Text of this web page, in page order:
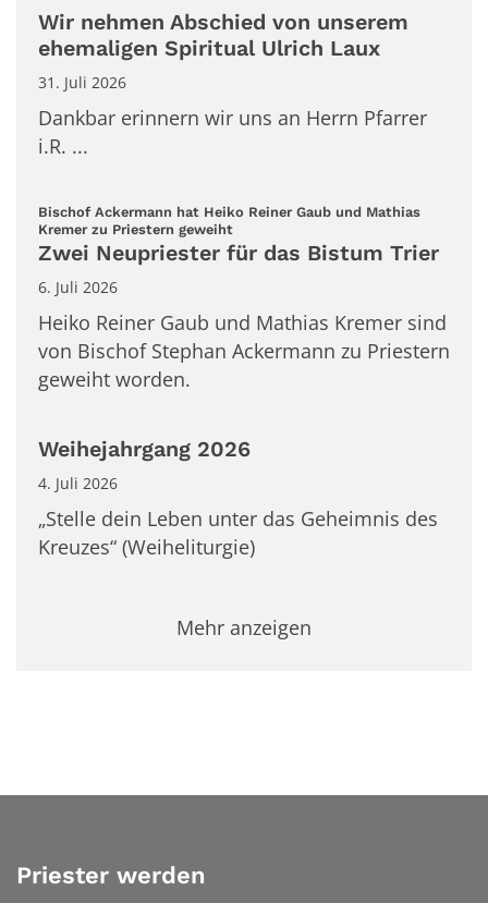
Wir nehmen Abschied von unserem
ehemaligen Spiritual Ulrich Laux
31. Juli 2026
Dankbar erinnern wir uns an Herrn Pfarrer
i.R. ...
Bischof Ackermann hat Heiko Reiner Gaub und Mathias
Kremer zu Priestern geweiht:
Zwei Neupriester für das Bistum Trier
6. Juli 2026
Heiko Reiner Gaub und Mathias Kremer sind
von Bischof Stephan Ackermann zu Priestern
geweiht worden.
Weihejahrgang 2026
4. Juli 2026
„Stelle dein Leben unter das Geheimnis des
Kreuzes“ (Weiheliturgie)
Mehr anzeigen
Priester werden